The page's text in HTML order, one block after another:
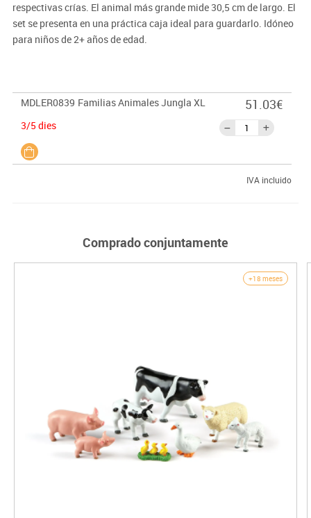
respectivas crías. El animal más grande mide 30,5 cm de largo. El
set se presenta en una práctica caja ideal para guardarlo. Idóneo
para niños de 2+ años de edad.
MDLER0839 Familias Animales Jungla XL
3/5 dies
51.03€
IVA incluido
Comprado conjuntamente
+18 meses